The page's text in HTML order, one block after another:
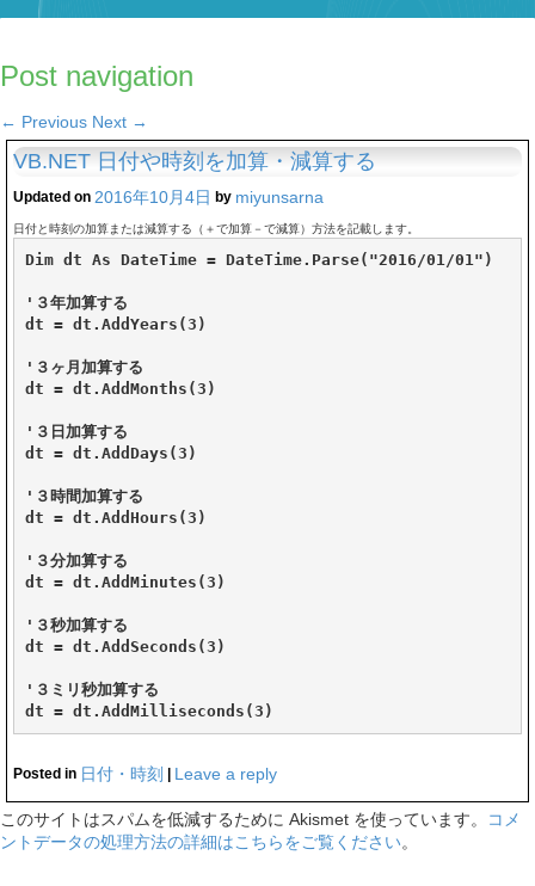
Post navigation
← Previous Next →
VB.NET 日付や時刻を加算・減算する
Updated on 2016年10月4日 by miyunsarna
日付と時刻の加算または減算する（＋で加算－で減算）方法を記載します。
Dim dt As DateTime = DateTime.Parse("2016/01/01")
'３年加算する
dt = dt.AddYears(3)
'３ヶ月加算する
dt = dt.AddMonths(3)
'３日加算する
dt = dt.AddDays(3)
'３時間加算する
dt = dt.AddHours(3)
'３分加算する
dt = dt.AddMinutes(3)
'３秒加算する
dt = dt.AddSeconds(3)
'３ミリ秒加算する
Posted in 日付・時刻 | Leave a reply
このサイトはスパムを低減するために Akismet を使っています。
コメ
ントデータの処理方法の詳細はこちらをご覧ください。